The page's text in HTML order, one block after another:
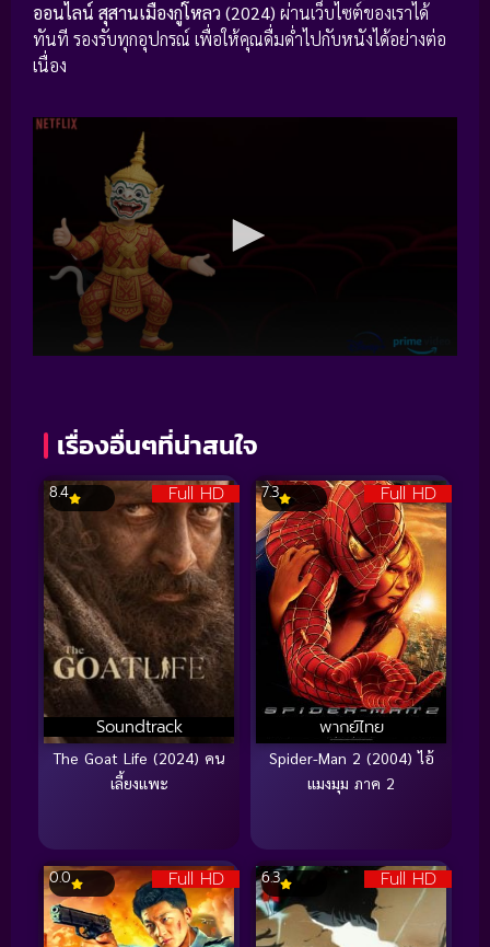
ออนไลน์ สุสานเมืองกู่โหลว (2024) ผ่านเว็บไซต์ของเราได้
ทันที รองรับทุกอุปกรณ์ เพื่อให้คุณดื่มด่ำไปกับหนังได้อย่างต่อ
เนื่อง
เรื่องอื่นๆที่น่าสนใจ
Full HD
Soundtrack
8.4
The Goat Life (2024) คน
เลี้ยงแพะ
Full HD
พากย์ไทย
7.3
Spider-Man 2 (2004) ไอ้
แมงมุม ภาค 2
Full HD
0.0 Full HD
6.3